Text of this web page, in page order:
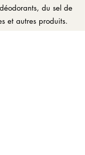
du sel de
et autres produits.